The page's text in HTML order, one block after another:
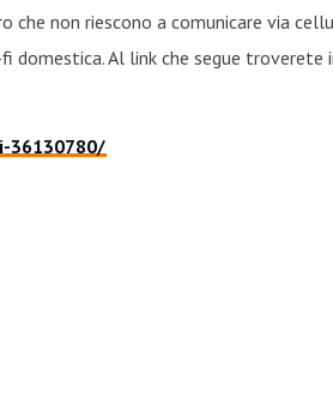
che non riescono a comunicare via
domestica. Al link che segue troverete
36130780/